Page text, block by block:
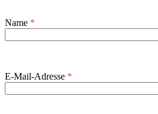
Name *
E-Mail-Adresse *